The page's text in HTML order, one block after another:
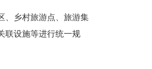
乡村旅游点、旅游集
联设施等进行统一规